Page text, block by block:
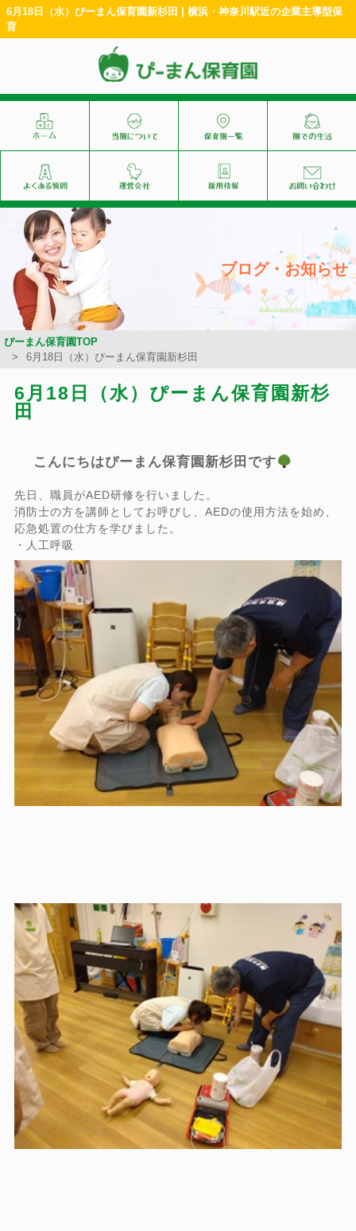
6月18日（水）ぴーまん保育園新杉田 | 横浜・神奈川駅近の企業主導型保
育
ブログ・お知らせ
ぴーまん保育園TOP
6月18日（水）ぴーまん保育園新杉田
6月18日（水）ぴーまん保育園新杉
田
こんにちはぴーまん保育園新杉田です
先日、職員がAED研修を行いました。
消防士の方を講師としてお呼びし、AEDの使用方法を始め、
応急処置の仕方を学びました。
・人工呼吸